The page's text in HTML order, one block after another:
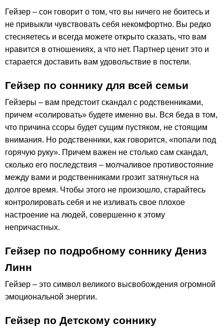
Гейзер – сон говорит о том, что вы ничего не боитесь и
не привыкли чувствовать себя некомфортно. Вы редко
стесняетесь и всегда можете открыто сказать, что вам
нравится в отношениях, а что нет. Партнер ценит это и
старается доставить вам удовольствие в постели.
Гейзер по соннику для всей семьи
Гейзеры – вам предстоит скандал с родственниками,
причем «солировать» будете именно вы. Вся беда в том,
что причина ссоры будет сущим пустяком, не стоящим
внимания. Но родственники, как говорится, «попали под
горячую руку». Причем важен не столько сам скандал,
сколько его последствия – молчаливое противостояние
между вами и родственниками грозит затянуться на
долгое время. Чтобы этого не произошло, старайтесь
контролировать себя и не изливать свое плохое
настроение на людей, совершенно к этому
непричастных.
Гейзер по подробному соннику Дениз
Линн
Гейзер – это символ великого высвобождения огромной
эмоциональной энергии.
Гейзер по Детскому соннику